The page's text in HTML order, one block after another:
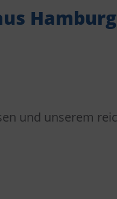
Hamburg
und unserem